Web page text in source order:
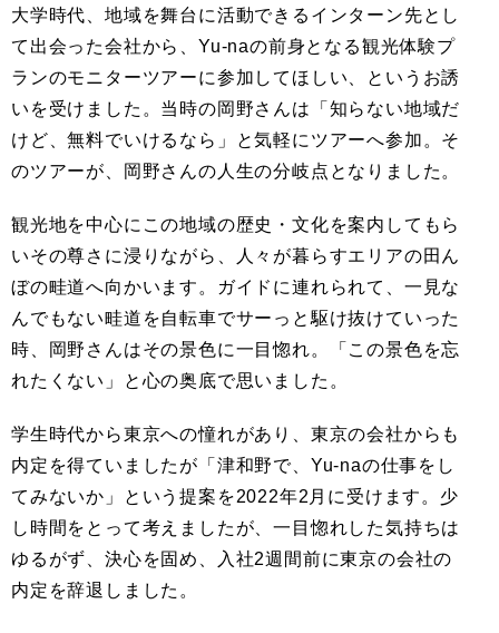
大学時代、地域を舞台に活動できるインターン先とし
て出会った会社から、Yu-naの前身となる観光体験プ
ランのモニターツアーに参加してほしい、というお誘
いを受けました。当時の岡野さんは「知らない地域だ
けど、無料でいけるなら」と気軽にツアーへ参加。そ
のツアーが、岡野さんの人生の分岐点となりました。
観光地を中心にこの地域の歴史・文化を案内してもら
いその尊さに浸りながら、人々が暮らすエリアの田ん
ぼの畦道へ向かいます。ガイドに連れられて、一見な
んでもない畦道を自転車でサーっと駆け抜けていった
時、岡野さんはその景色に一目惚れ。「この景色を忘
れたくない」と心の奥底で思いました。
学生時代から東京への憧れがあり、東京の会社からも
内定を得ていましたが「津和野で、Yu-naの仕事をし
てみないか」という提案を2022年2月に受けます。少
し時間をとって考えましたが、一目惚れした気持ちは
ゆるがず、決心を固め、入社2週間前に東京の会社の
内定を辞退しました。